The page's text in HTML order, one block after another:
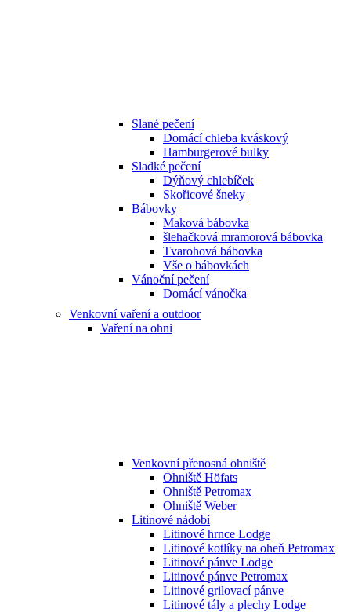
Slané pečení
Domácí chleba kváskový
Hamburgerové bulky
Sladké pečení
Dýňový chlebíček
Skořicové šneky
Bábovky
Maková bábovka
šlehačková mramorová bábovka
Tvarohová bábovka
Vše o bábovkách
Vánoční pečení
Domácí vánočka
Venkovní vaření a outdoor
Vaření na ohni
Venkovní přenosná ohniště
Ohniště Höfats
Ohniště Petromax
Ohniště Weber
Litinové nádobí
Litinové hrnce Lodge
Litinové kotlíky na oheň Petromax
Litinové pánve Lodge
Litinové pánve Petromax
Litinové grilovací pánve
Litinové tály a plechy Lodge